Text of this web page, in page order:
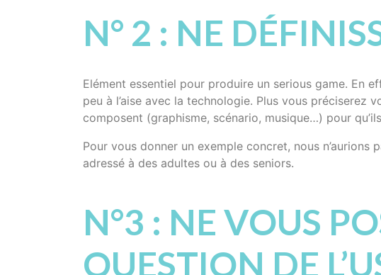
N° 2 : NE
Elément essentiel pour produire un serious game. En
peu à l’aise avec la technologie. Plus vous préciserez
composent (graphisme, scénario, musique…) pour
Pour vous donner un exemple concret, nous n’aurions
adressé à des adultes ou à des seniors.
N°3 : NE VOUS
QUESTION DE